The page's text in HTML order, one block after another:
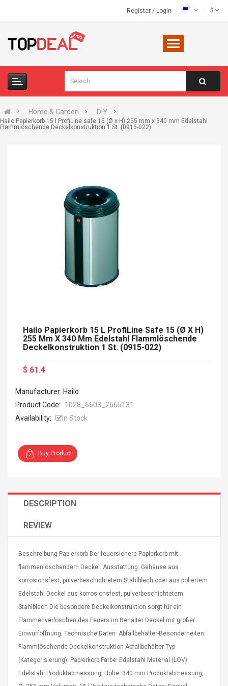
Register / Login $
Home & Garden DIY
Hailo Papierkorb 15 l ProfiLine safe 15 (Ø x H) 255 mm x 340 mm Edelstahl
Flammlöschende Deckelkonstruktion 1 St. (0915-022)
Para Violín
Onctueux -
Ylang-Ylang
2S V2S
$ 122.72
Men's Pendant Necklace
Tropical Foxtail Chain
Casual / Sporty Hip Hop
Stainless Steel Silver Gold
Golden 1 Pair Gloves
Black 1 Pair Gloves Rose
$ 15.46
$ 28.63
NUX NOD-1 HORSEMAN
Hailo Papierkorb 15 L ProfiLine Safe 15 (Ø X H)
255 Mm X 340 Mm Edelstahl Flammlöschende
Deckelkonstruktion 1 St. (0915-022)
$ 61.4
Manufacturer: Hailo
Product Code:
1028_6603_2665131
Availability:
In Stock
Buy Product
DESCRIPTION
REVIEW
Beschreibung Papierkorb Der feuersichere Papierkorb mit
flammenlöschendem Deckel. Ausstattung: Gehäuse aus
korrosionsfest, pulverbeschichtetem Stahlblech oder aus poliertem
Edelstahl Deckel aus korrosionsfest, pulverbeschichtetem
Stahlblech Die besondere Deckelkonstruktion sorgt für ein
Flammenverlöschen des Feuers im Behälter Deckel mit großer
Einwurföffnung. Technische Daten: Abfallbehälter-Besonderheiten:
Flammlöschende Deckelkonstruktion Abfallbehälter-Typ
(Kategorisierung): Papierkorb Farbe: Edelstahl Material (LOV):
Edelstahl Produktabmessung, Höhe: 340 mm Produktabmessung,